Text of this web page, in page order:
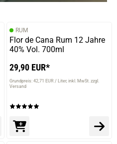
RUM
Flor de Cana Rum 12 Jahre
40% Vol. 700ml
29,90 EUR*
Grundpreis: 42,71 EUR / Liter inkl. MwSt. zzgl.
Versand